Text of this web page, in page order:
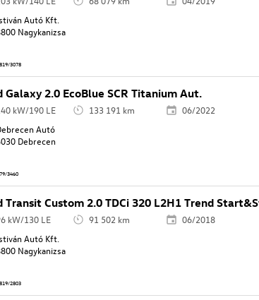
Autó Kft.
Nagykanizsa
3078
Galaxy 2.0 EcoBlue SCR Titanium Aut.
kW/190 LE 133 191 km
06/2022
Autó
Debrecen
3460
Transit Custom 2.0 TDCi 320 L2H1 Trend
kW/130 LE 91 502 km
06/2018
Autó Kft.
Nagykanizsa
2803